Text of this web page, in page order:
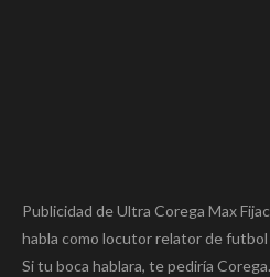
Publicidad de Ultra Corega Max
habla como locutor relator de futbol
Si tu boca hablara, te pediría Corega.